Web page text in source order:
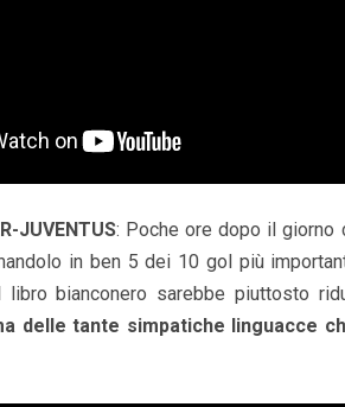
JUVENTUS: Poche ore dopo il giorno
in ben 5 dei 10 gol più
bianconero sarebbe piuttosto
delle tante simpatiche linguacce